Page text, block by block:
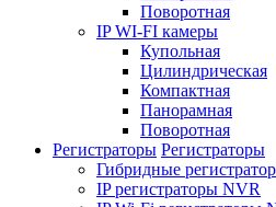
Поворотная
IP WI-FI камеры
Купольная
Цилиндрическая
Компактная
Панорамная
Поворотная
Регистраторы Регистраторы
Гибридные
IP регистраторы NVR